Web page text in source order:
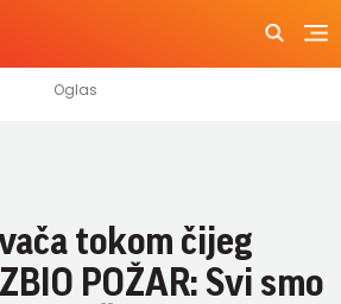
tokom čijeg
POŽAR: Svi smo